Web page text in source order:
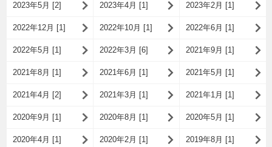
2023年5月 [2] 2023年4月 [1] 2023年2月 [1]
2022年12月 [1] 2022年10月 [1] 2022年6月 [1]
2022年5月 [1] 2022年3月 [6] 2021年9月 [1]
2021年8月 [1] 2021年6月 [1] 2021年5月 [1]
2021年4月 [2] 2021年3月 [1] 2021年1月 [1]
2020年9月 [1] 2020年8月 [1] 2020年5月 [1]
2020年4月 [1] 2020年2月 [1] 2019年8月 [1]